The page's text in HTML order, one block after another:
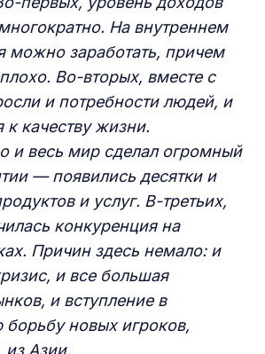
На внутреннем
можно заработать, причем
Во-вторых, вместе с
и потребности людей, и
к качеству жизни.
и весь мир сделал огромный
— появились десятки и
и услуг. В-третьих,
конкуренция на
Причин здесь немало: и
и все большая
и вступление в
борьбу новых игроков,
из Азии.